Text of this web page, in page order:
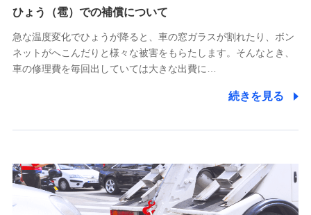
供し、金融商品等の契約を勧奨するため
アンケートやキャンペーン等の実施のため
上記に係る連絡・手続き・管理等付帯業務を行うため
5.通話録音にて取得する情報
7.社員（従業者）の個人情報
人事･勤怠･健康・労務等の管理、給与支給、福利厚生・採用
退職関連処理等の各種手続きのため、当社と従業員または従
ひょう（雹）での補償について
急な温度変化でひょうが降ると、車の窓ガラスが割れたり、ボン
ネットがへこんだりと様々な被害をもらたします。そんなとき、
車の修理費を毎回出していては大きな出費に…
続きを見る